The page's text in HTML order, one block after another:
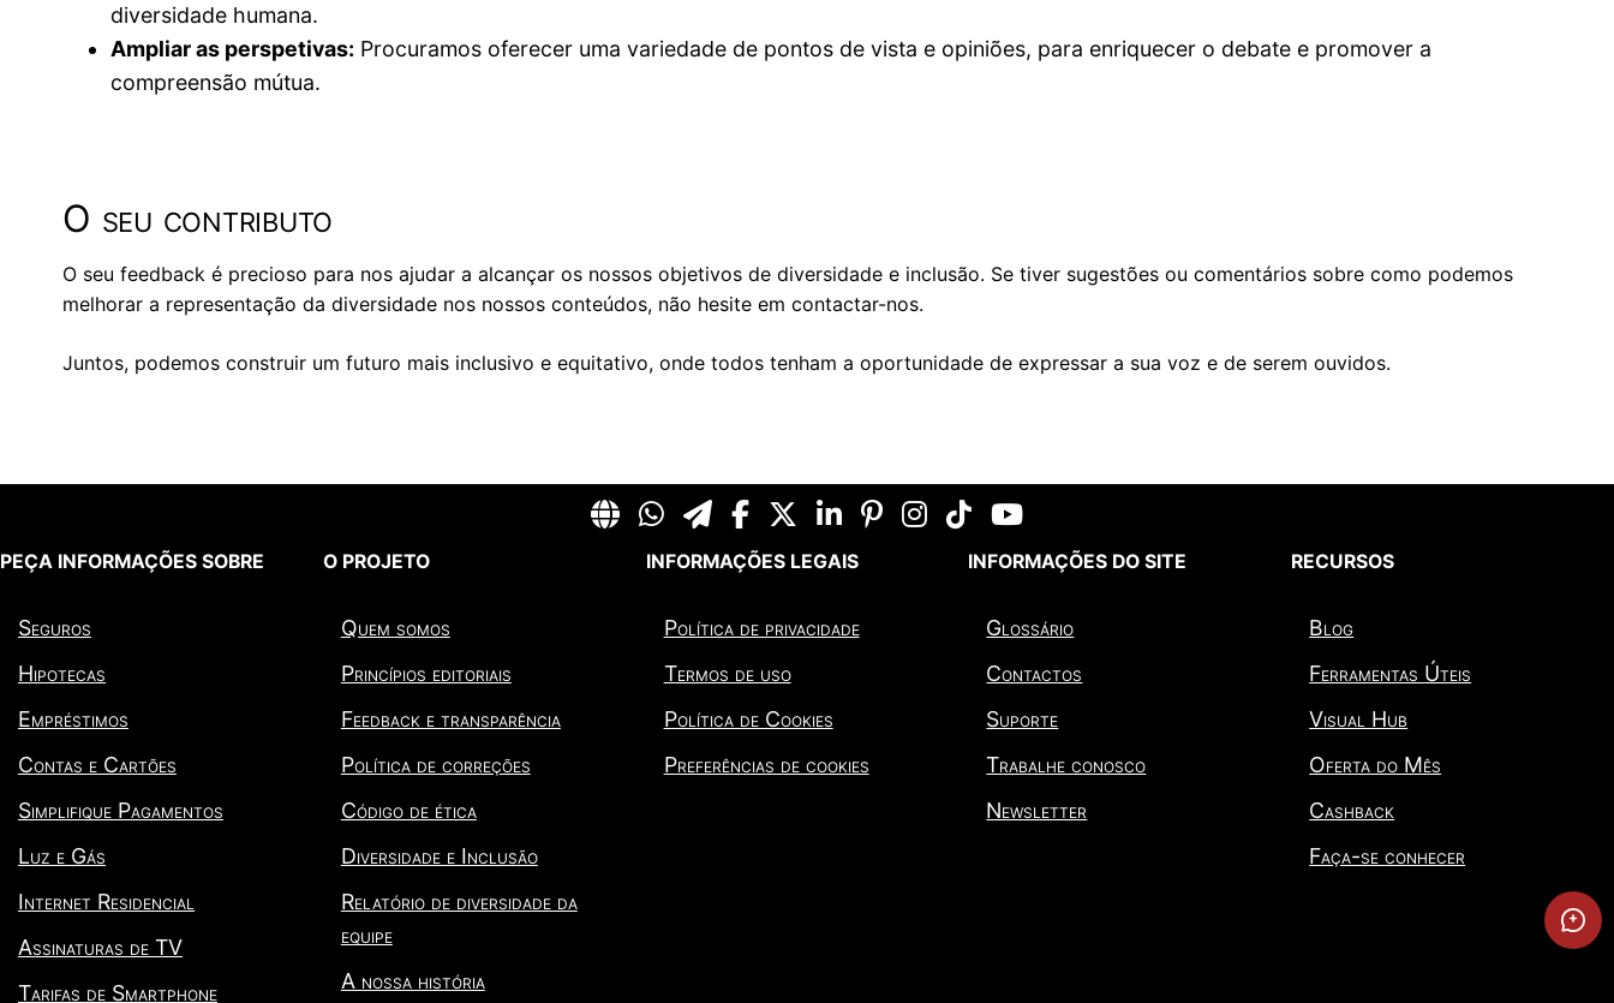
diversidade humana.
Ampliar as perspetivas: Procuramos oferecer uma variedade de pontos de vista e opiniões, para enriquecer o debate e promover a
compreensão mútua.
O seu contributo
O seu feedback é precioso para nos ajudar a alcançar os nossos objetivos de diversidade e inclusão. Se tiver sugestões ou comentários sobre como podemos
melhorar a representação da diversidade nos nossos conteúdos, não hesite em contactar-nos.
Juntos, podemos construir um futuro mais inclusivo e equitativo, onde todos tenham a oportunidade de expressar a sua voz e de serem ouvidos.
PEÇA INFORMAÇÕES SOBRE
Seguros
Hipotecas
Empréstimos
Contas e Cartões
Simplifique Pagamentos
Luz e Gás
Internet Residencial
Assinaturas de TV
Tarifas de Smartphone
O PROJETO
Quem somos
Princípios editoriais
Feedback e transparência
Política de correções
Código de ética
Diversidade e Inclusão
Relatório de diversidade da
equipe
A nossa história
INFORMAÇÕES LEGAIS
Política de privacidade
Termos de uso
Política de Cookies
Preferências de cookies
INFORMAÇÕES DO SITE
Glossário
Contactos
Suporte
Trabalhe conosco
Newsletter
RECURSOS
Blog
Ferramentas Úteis
Visual Hub
Oferta do Mês
Cashback
Faça-se conhecer